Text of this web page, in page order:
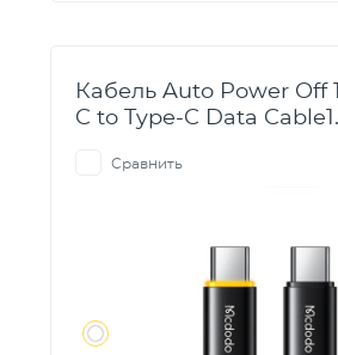
Кабель Auto Power Off
C to Type-C Data
Сравнить